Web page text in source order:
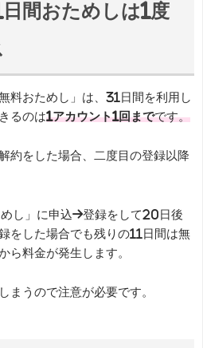
間おためしは1度
料おためし」は、31日間を利用し
るのは1アカウント1回までです。
約をした場合、二度目の登録以降
し」に申込→登録をして20日後
をした場合でも残りの11日間は無
ら料金が発生します。
まうので注意が必要です。